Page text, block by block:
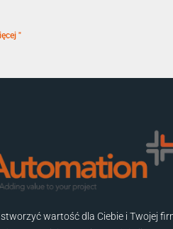
"
wartość dla Ciebie i Twojej